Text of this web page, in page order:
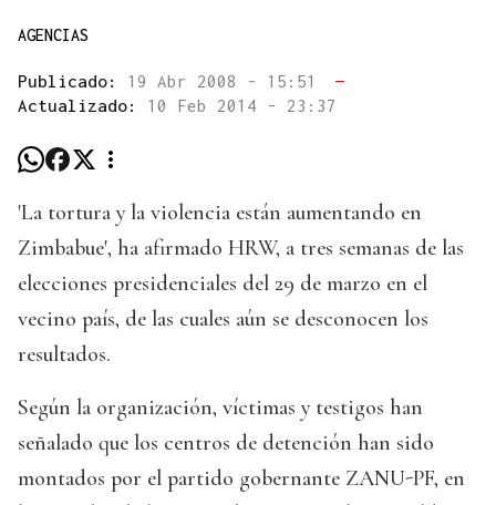
AGENCIAS
Publicado: 19 Abr 2008 - 15:51
—
Actualizado: 10 Feb 2014 - 23:37
'La tortura y la violencia están aumentando en
Zimbabue', ha afirmado HRW, a tres semanas de las
elecciones presidenciales del 29 de marzo en el
vecino país, de las cuales aún se desconocen los
resultados.
Según la organización, víctimas y testigos han
señalado que los centros de detención han sido
montados por el partido gobernante ZANU-PF, en